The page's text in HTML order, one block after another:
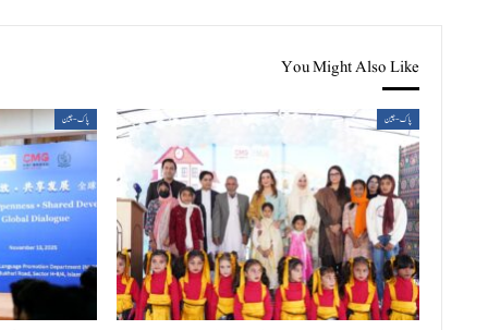
You Might Also Like
پاک-چین پاک-چین